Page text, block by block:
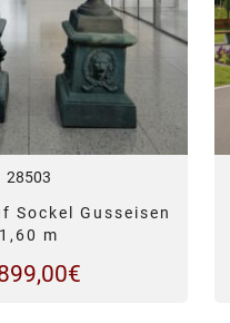
28503
Sockel Gusseisen
1,60 m
€